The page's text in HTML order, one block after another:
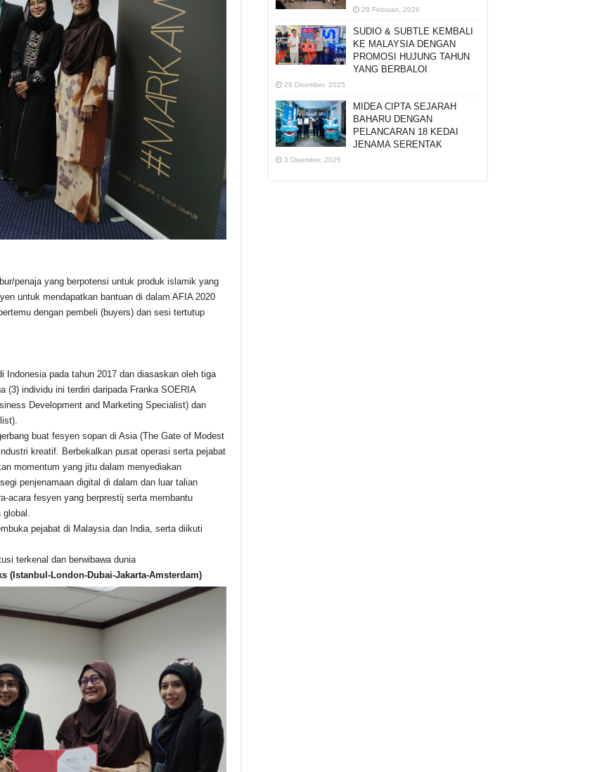
penaja yang berpotensi untuk produk islamik yang
untuk mendapatkan bantuan di dalam AFIA 2020
dengan pembeli (buyers) dan sesi tertutup
Indonesia pada tahun 2017 dan diasaskan oleh tiga
(3) individu ini terdiri daripada Franka SOERIA
Development and Marketing Specialist) dan
buat fesyen sopan di Asia (The Gate of Modest
kreatif. Berbekalkan pusat operasi serta pejabat
momentum yang jitu dalam menyediakan
penjenamaan digital di dalam dan luar talian
acara fesyen yang berprestij serta membantu
global.
pejabat di Malaysia dan India, serta diikuti
terkenal dan berwibawa dunia
(Istanbul-London-Dubai-Jakarta-Amsterdam)
28 Februari, 2026
SUDIO & SUBTLE KEMBALI
KE MALAYSIA DENGAN
PROMOSI HUJUNG TAHUN
YANG BERBALOI
26 Disember, 2025
MIDEA CIPTA SEJARAH
BAHARU DENGAN
PELANCARAN 18 KEDAI
JENAMA SERENTAK
3 Disember, 2025